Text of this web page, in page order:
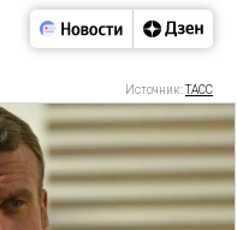
Источник:ТАСС